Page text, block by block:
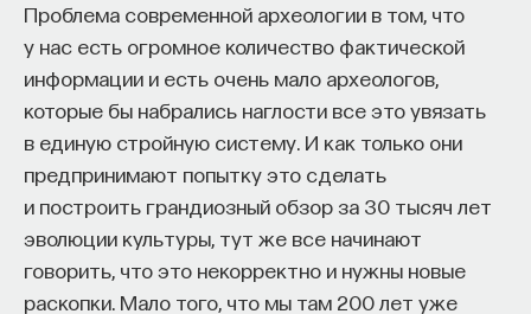
Проблема современной археологии в том, что
у нас есть огромное количество фактической
информации и есть очень мало археологов,
которые бы набрались наглости все это увязать
в единую стройную систему. И как только они
предпринимают попытку это сделать
и построить грандиозный обзор за 30 тысяч лет
эволюции культуры, тут же все начинают
говорить, что это некорректно и нужны новые
раскопки. Мало того, что мы там 200 лет уже
Он разбрасывает по своим текстам множество
автобиографических рассказов. Единственное,
что действительно не затрагивают
обстоятельства его жизни, — это его
драматургические произведения. Притом что это
главное, чему он посвятил жизнь. Театром
он занимается всю свою жизнь, начиная
с юношеских лет, проведенных в столице
тогдашней театральной Испании Валенсии.